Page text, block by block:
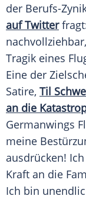
der Berufs-
auf Twitter
Tragik eines
Eine der
Satire, Til
an die
Germanwings
meine
ausdrücken!
Kraft an die
Ich bin